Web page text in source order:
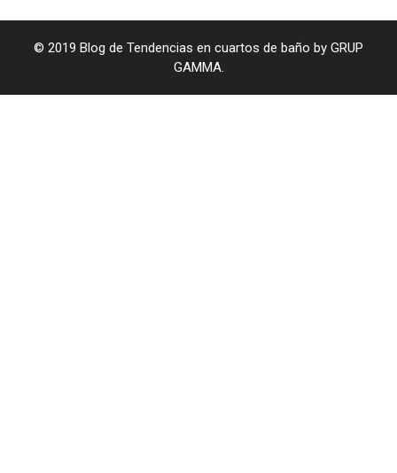
© 2019 Blog de Tendencias en cuartos de baño by GRUP
GAMMA.